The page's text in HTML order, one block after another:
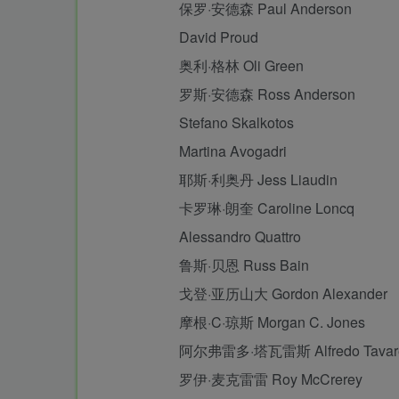
保罗·安德森 Paul Anderson
David Proud
奥利·格林 Oli Green
罗斯·安德森 Ross Anderson
Stefano Skalkotos
Martina Avogadri
耶斯·利奥丹 Jess Liaudin
卡罗琳·朗奎 Caroline Loncq
Alessandro Quattro
鲁斯·贝恩 Russ Bain
戈登·亚历山大 Gordon Alexander
摩根·C·琼斯 Morgan C. Jones
阿尔弗雷多·塔瓦雷斯 Alfredo
罗伊·麦克雷雷 Roy McCrerey